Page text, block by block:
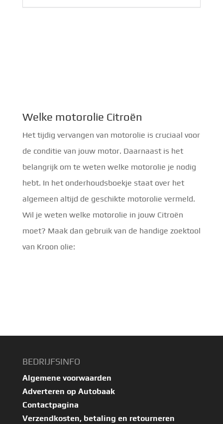
Welke motorolie Citroën
Het tijdig vervangen van motorolie is cruciaal voor
de conditie van jouw motor. Daarnaast is het
belangrijk om te weten welke motorolie je nodig
hebt. In het onderhoudsboekje staat over het
algemeen altijd de geschikte motorolie vermeld.
Wil je weten welke motorolie in jouw Citroën
moet? Maak dan gebruik van de handige zoektool
van Kroon olie:
BEDRIJFSINFO
Algemene voorwaarden
Adverteren op Autobaak
Contactpagina
Verzendkosten, betaling en retourneren